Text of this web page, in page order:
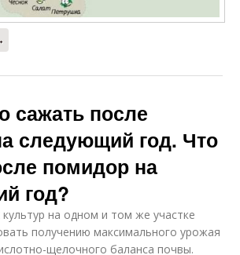
сажать после
следующий год. Что
помидор на
год?
на одном и том же участке
получению максимального урожая
щелочного баланса почвы.